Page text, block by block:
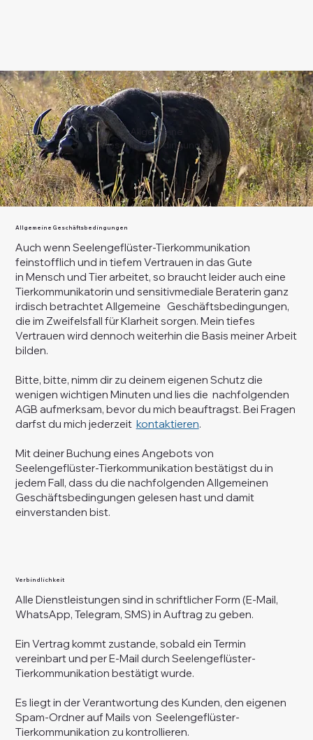
Allgemeine Geschäftsbedingungen
Auch wenn Seelengeflüster-Tierkommunikation
feinstofflich und in tiefem Vertrauen in das Gute
in Mensch und Tier arbeitet, so braucht leider auch eine
Tierkommunikatorin und sensitivmediale Beraterin ganz
irdisch betrachtet Allgemeine Geschäftsbedingungen,
die im Zweifelsfall für Klarheit sorgen. Mein tiefes
Vertrauen wird dennoch weiterhin die Basis meiner Arbeit
bilden.
Bitte, bitte, nimm dir zu deinem eigenen Schutz die
wenigen wichtigen Minuten und lies die nachfolgenden
AGB aufmerksam, bevor du mich beauftragst. Bei Fragen
darfst du mich jederzeit kontaktieren.
Mit deiner Buchung eines Angebots von
Seelengeflüster-Tierkommunikation bestätigst du in
jedem Fall, dass du die nachfolgenden Allgemeinen
Geschäftsbedingungen gelesen hast und damit
einverstanden bist.
Verbindlichkeit
Alle Dienstleistungen sind in schriftlicher Form (E-Mail,
WhatsApp, Telegram, SMS) in Auftrag zu geben.
Ein Vertrag kommt zustande, sobald ein Termin
vereinbart und per E-Mail durch Seelengeflüster-
Tierkommunikation bestätigt wurde.
Es liegt in der Verantwortung des Kunden, den eigenen
Spam-Ordner auf Mails von Seelengeflüster-
Tierkommunikation zu kontrollieren.
Allgemeine
Geschäftsbedingungen